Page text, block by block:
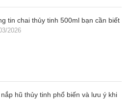
tin chai thủy tinh 500ml bạn cần biết
2026
hũ thủy tinh phổ biến và lưu ý khi